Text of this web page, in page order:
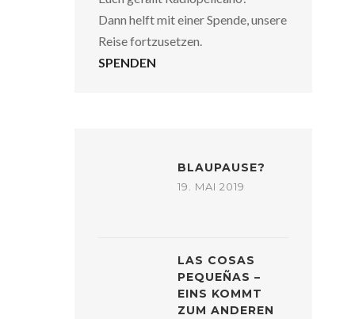
Dann helft mit einer Spende, unsere
Reise fortzusetzen.
SPENDEN
BLAUPAUSE?
19. MAI 2019
LAS COSAS
PEQUEÑAS –
EINS KOMMT
ZUM ANDEREN